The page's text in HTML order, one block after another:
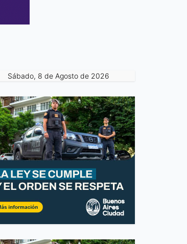
Sábado, 8 de Agosto de 2026